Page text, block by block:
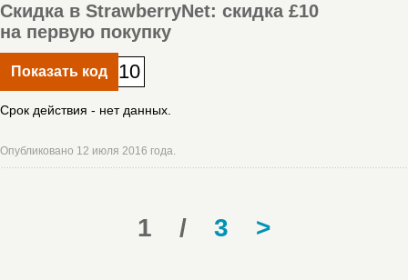
Скидка в StrawberryNet: скидка £10
на первую покупку
Показать код 10
Срок действия - нет данных.
Опубликовано 12 июля 2016 года.
1 / 3 >